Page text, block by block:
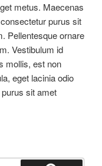
metus. Maecenas
purus sit
Pellentesque ornare
Vestibulum id
mollis, est non
eget lacinia odio
sit amet